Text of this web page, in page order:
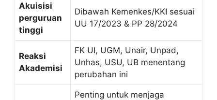
Akuisisi
perguruan
tinggi
Dibawah Kemenkes/KKI sesuai
UU 17/2023 & PP 28/2024
Reaksi
Akademisi
FK UI, UGM, Unair, Unpad,
Unhas, USU, UB menentang
perubahan ini
Penting untuk menjaga